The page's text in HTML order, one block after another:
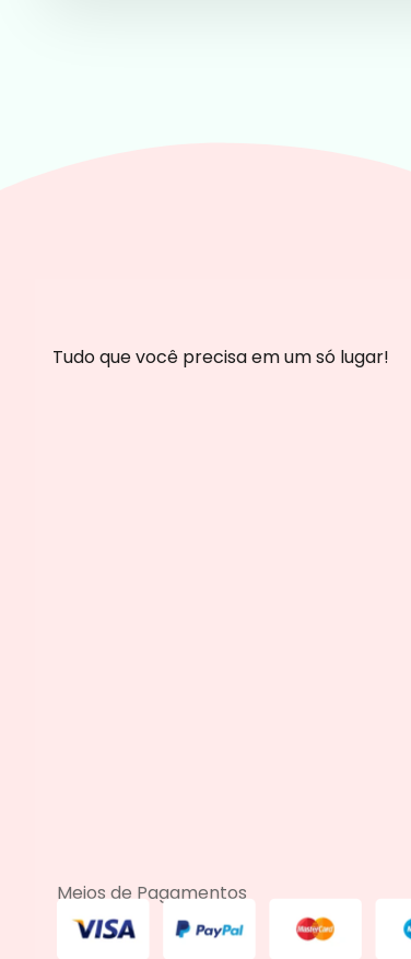
Tudo que você precisa em um só lugar!
Meios de Pagamentos